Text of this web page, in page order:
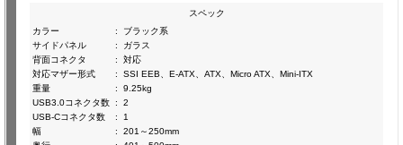
スペック
カラー
:
ブラック系
サイドパネル
:
ガラス
背面コネクタ
:
対応
対応マザー形式
:
SSI EEB、E-ATX、ATX、Micro ATX、Mini-ITX
重量
:
9.25kg
USB3.0コネクタ数 :
2
USB-Cコネクタ数
:
1
幅
:
201～250mm